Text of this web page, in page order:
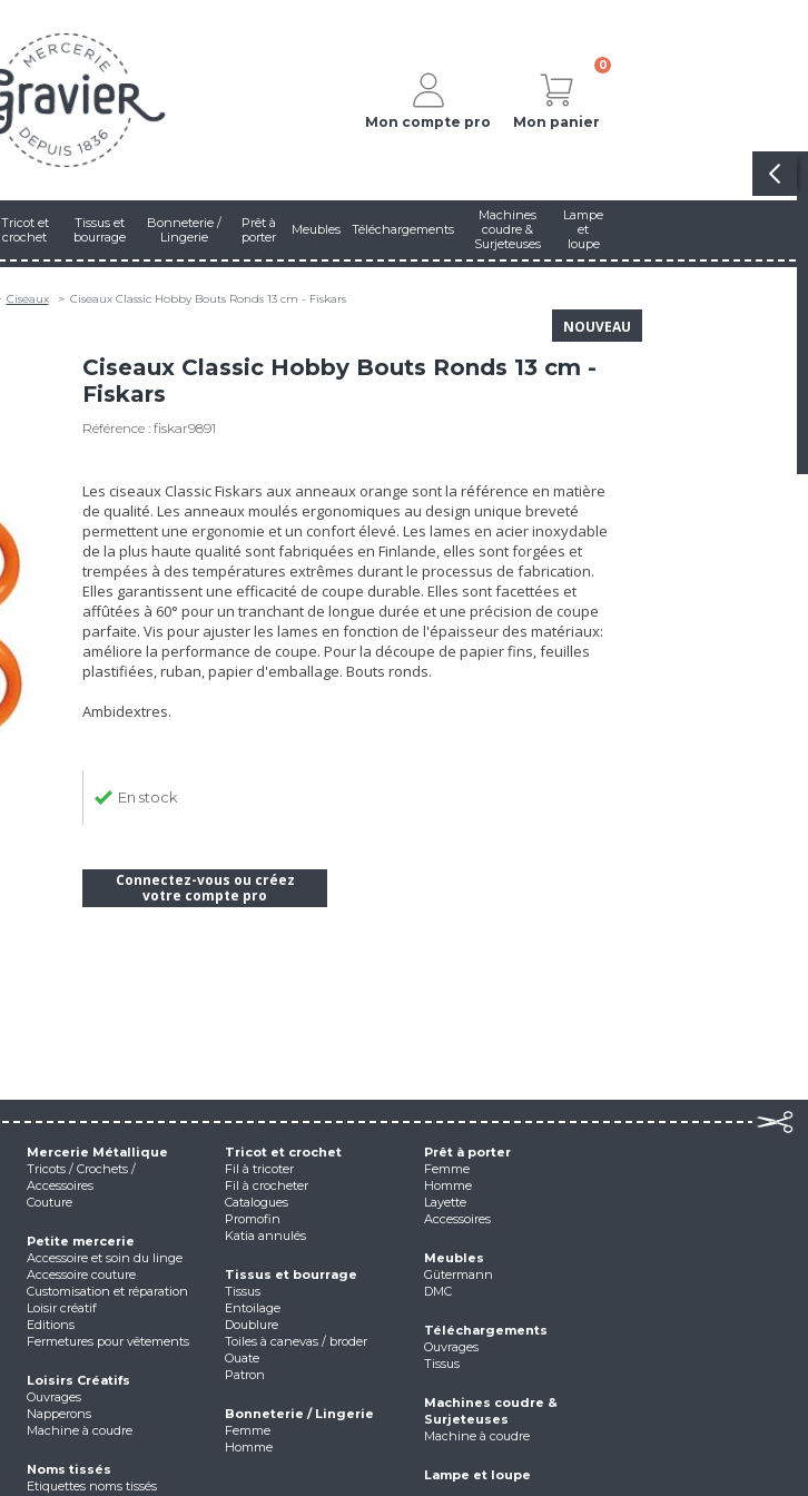
Mon compte pro
0
Mon panier
Tricot et
crochet
Tissus et
bourrage
Bonneterie /
Lingerie
Prêt à
porter
Meubles Téléchargements
Machines
coudre &
Surjeteuses
Lampe
et
loupe
Ciseaux Ciseaux Classic Hobby Bouts Ronds 13 cm - Fiskars
NOUVEAU
Ciseaux Classic Hobby Bouts Ronds 13 cm -
Fiskars
Référence : fiskar9891
Les ciseaux Classic Fiskars aux anneaux orange sont la référence en matière
de qualité. Les anneaux moulés ergonomiques au design unique breveté
permettent une ergonomie et un confort élevé. Les lames en acier inoxydable
de la plus haute qualité sont fabriquées en Finlande, elles sont forgées et
trempées à des températures extrêmes durant le processus de fabrication.
Elles garantissent une efficacité de coupe durable. Elles sont facettées et
affûtées à 60° pour un tranchant de longue durée et une précision de coupe
parfaite. Vis pour ajuster les lames en fonction de l'épaisseur des matériaux:
améliore la performance de coupe. Pour la découpe de papier fins, feuilles
plastifiées, ruban, papier d'emballage. Bouts ronds.
Ambidextres.
En stock
Connectez-vous ou créez
votre compte pro
Mercerie Métallique
Tricots / Crochets /
Accessoires
Couture
Petite mercerie
Accessoire et soin du linge
Accessoire couture
Customisation et réparation
Loisir créatif
Editions
Fermetures pour vêtements
Loisirs Créatifs
Ouvrages
Napperons
Machine à coudre
Noms tissés
Etiquettes noms tissés
Tricot et crochet
Fil à tricoter
Fil à crocheter
Catalogues
Promofin
Katia annulés
Tissus et bourrage
Tissus
Entoilage
Doublure
Toiles à canevas / broder
Ouate
Patron
Bonneterie / Lingerie
Femme
Homme
Prêt à porter
Femme
Homme
Layette
Accessoires
Meubles
Gütermann
DMC
Téléchargements
Ouvrages
Tissus
Machines coudre &
Surjeteuses
Machine à coudre
Lampe et loupe